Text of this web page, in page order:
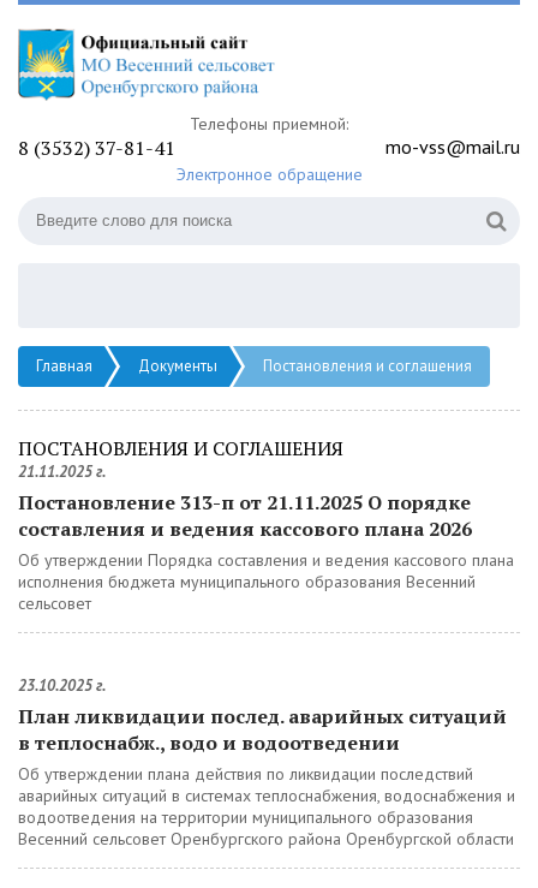
Телефоны приемной:
8 (3532) 37-81-41 mo-vss@mail.ru
Электронное обращение
Главная Документы Постановления и соглашения
ПОСТАНОВЛЕНИЯ И СОГЛАШЕНИЯ
21.11.2025 г.
Постановление 313-п от 21.11.2025 О порядке
составления и ведения кассового плана 2026
Об утверждении Порядка составления и ведения кассового плана
исполнения бюджета муниципального образования Весенний
сельсовет
23.10.2025 г.
План ликвидации послед. аварийных ситуаций
в теплоснабж., водо и водоотведении
Об утверждении плана действия по ликвидации последствий
аварийных ситуаций в системах теплоснабжения, водоснабжения и
водоотведения на территории муниципального образования
Весенний сельсовет Оренбургского района Оренбургской области